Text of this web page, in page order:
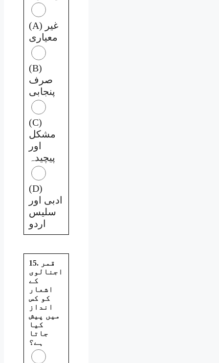
(A) غیر
معیاری
(B)
صرف
پنجابی
(C)
مشکل
اور
پیچیدہ
(D)
ادبی اور
سلیس
اردو
15. قمر
اجنالوی
کے
اشعار
کو کس
انداز
میں پیش
کیا
جاتا
ہے؟